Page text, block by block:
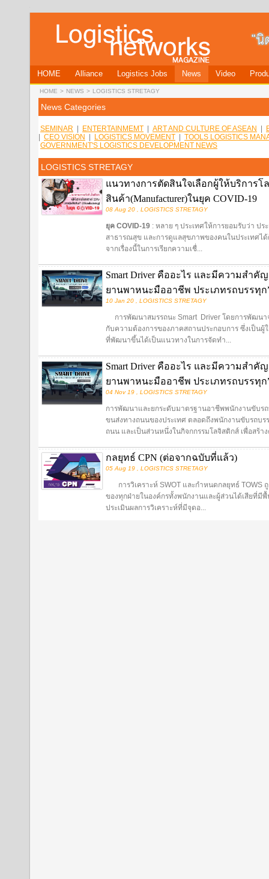
HOME Alliance Logistics Jobs News Video
HOME > NEWS > LOGISTICS STRETAGY
News Categories
SEMINAR ENTERTAINMEMT ART AND CULTURE OF ASEAN
CEO VISION LOGISTICS MOVEMENT
TOOLS LOGISTICS
GOVERNMENT'S LOGISTICS DEVELOPMENT NEWS
LOGISTICS STRETAGY
แนวทางการตัดสินใจเลือกผู้ให้บริการโ
สินค้า(Manufacturer)ในยุค COVID-19
08 Aug 20 , LOGISTICS STRETAGY
ยุค COVID-19 : หลาย ๆ ประเทศให้การยอมรับว่า ป
สาธารณสุข และการดูแลสุขภาพของคนในประเทศ
จากเรื่องนี้ในการเรียกความเชื่...
Smart Driver คืออะไร และมีความสำ
ยานพาหนะมืออาชีพ ประเภทรถบรรทุก
10 Jan 20 , LOGISTICS STRETAGY
การพัฒนาสมรรถนะ Smart Driver โดยการพัฒนา
กับความต้องการของภาคสถานประกอบการ ซึ่งเป็นผู้
ที่พัฒนาขึ้นได้เป็นแนวทางในการจัดทำ...
Smart Driver คืออะไร และมีความสำ
ยานพาหนะมืออาชีพ ประเภทรถบรรทุก
04 Nov 19 , LOGISTICS STRETAGY
การพัฒนาและยกระดับมาตรฐานอาชีพพนักงานขับร
ขนส่งทางถนนของประเทศ ตลอดถึงพนักงานขับรถบ
ถนน และเป็นส่วนหนึ่งในกิจกกรรมโลจิสติกส์ เพื่อสร้า
กลยุทธ์ CPN (ต่อจากฉบับที่แล้ว)
05 Aug 19 , LOGISTICS STRETAGY
การวิเคราะห์ SWOT และกำหนดกลยุทธ์ TOWS
ของทุกฝ่ายในองค์กรทั้งพนักงานและผู้ส่วนได้เสียที่มี
ประเมินผลการวิเคราะห์ที่มีจุดอ...